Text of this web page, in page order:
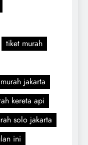
tiket murah
jakarta
kereta api
solo jakarta
ini